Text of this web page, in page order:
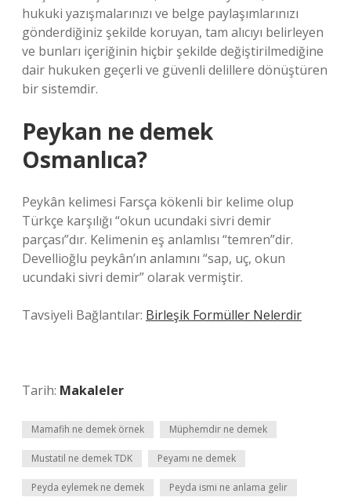
hukuki yazışmalarınızı ve belge paylaşımlarınızı
gönderdiğiniz şekilde koruyan, tam alıcıyı belirleyen
ve bunları içeriğinin hiçbir şekilde değiştirilmediğine
dair hukuken geçerli ve güvenli delillere dönüştüren
bir sistemdir.
Peykan ne demek
Osmanlıca?
Peykân kelimesi Farsça kökenli bir kelime olup
Türkçe karşılığı “okun ucundaki sivri demir
parçası”dır. Kelimenin eş anlamlısı “temren”dir.
Devellioğlu peykân’ın anlamını “sap, uç, okun
ucundaki sivri demir” olarak vermiştir.
Tavsiyeli Bağlantılar: Birleşik Formüller Nelerdir
Tarih: Makaleler
Mamafih ne demek örnek Müphemdir ne demek
Mustatil ne demek TDK Peyamı ne demek
Peyda eylemek ne demek Peyda ismi ne anlama gelir